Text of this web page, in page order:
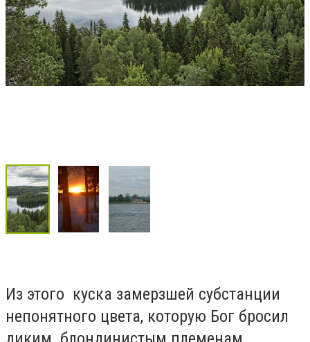
Из этого куска замерзшей субстанции
непонятного цвета, которую Бог бросил